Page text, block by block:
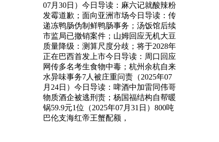
07月30日）今日导读：麻六记就酸辣粉
发霉道歉；面向亚洲市场今日导读：传
递冻鸭肠伪制鲜鸭肠事务；汤饭馆后续
市监局已撤销案件；山姆回应无机大豆
质量降级：测算尺度分歧；将于2028年
正在巴西首发上市今日导读：周口回应
网传多名考生食物中毒；杭州余杭自来
水异味事务7人被庄重问责（2025年07
月24日）今日导读：啤酒中加雷同伟哥
物质酒企被逃刑责；杨国福结构自帮暖
锅59.9元1位（2025年07月31日）800吨
巴伦支海红帝王蟹配额，